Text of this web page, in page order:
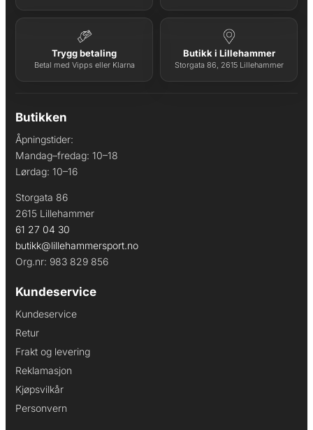
Trygg betaling
Betal med Vipps eller Klarna
Butikk i Lillehammer
Storgata 86, 2615 Lillehammer
Butikken
Åpningstider:
Mandag–fredag: 10–18
Lørdag: 10–16
Storgata 86
2615 Lillehammer
61 27 04 30
butikk@lillehammersport.no
Org.nr: 983 829 856
Kundeservice
Kundeservice
Retur
Frakt og levering
Reklamasjon
Kjøpsvilkår
Personvern